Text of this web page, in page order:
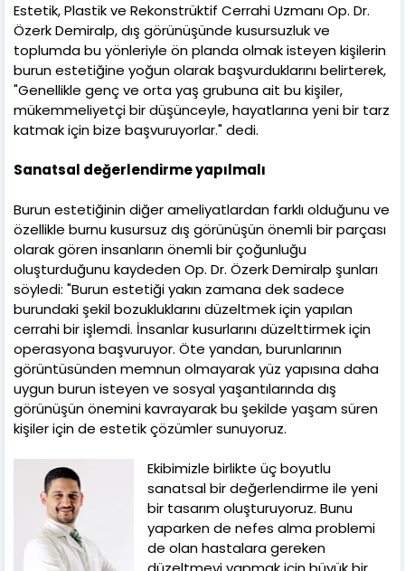
Estetik, Plastik ve Rekonstrüktif Cerrahi Uzmanı Op. Dr.
Özerk Demiralp, dış görünüşünde kusursuzluk ve
toplumda bu yönleriyle ön planda olmak isteyen kişilerin
burun estetiğine yoğun olarak başvurduklarını belirterek,
"Genellikle genç ve orta yaş grubuna ait bu kişiler,
mükemmeliyetçi bir düşünceyle, hayatlarına yeni bir tarz
katmak için bize başvuruyorlar." dedi.
Sanatsal değerlendirme yapılmalı
Burun estetiğinin diğer ameliyatlardan farklı olduğunu ve
özellikle burnu kusursuz dış görünüşün önemli bir parçası
olarak gören insanların önemli bir çoğunluğu
oluşturduğunu kaydeden Op. Dr. Özerk Demiralp şunları
söyledi: "Burun estetiği yakın zamana dek sadece
burundaki şekil bozukluklarını düzeltmek için yapılan
cerrahi bir işlemdi. İnsanlar kusurlarını düzelttirmek için
operasyona başvuruyor. Öte yandan, burunlarının
görüntüsünden memnun olmayarak yüz yapısına daha
uygun burun isteyen ve sosyal yaşantılarında dış
görünüşün önemini kavrayarak bu şekilde yaşam süren
kişiler için de estetik çözümler sunuyoruz.
Ekibimizle birlikte üç boyutlu
sanatsal bir değerlendirme ile yeni
bir tasarım oluşturuyoruz. Bunu
yaparken de nefes alma problemi
de olan hastalara gereken